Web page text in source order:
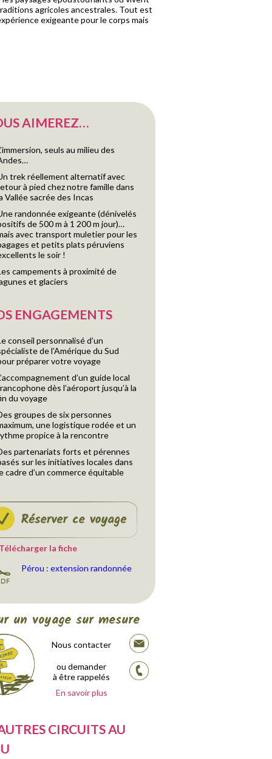
agricoles ancestrales. Tout est
exigeante pour le corps mais
AIMEREZ…
seuls au milieu des
trek réellement alternatif avec
à pied chez notre famille dans
Vallée sacrée des Incas
randonnée exigeante (dénivelés
de 500 m à 1 200 m jour)…
avec transport muletier pour les
et petits plats péruviens
le soir !
campements à proximité de
et glaciers
ENGAGEMENTS
conseil personnalisé d’un
de l’Amérique du Sud
préparer votre voyage
d’un guide local
dès l’aéroport jusqu’à la
du voyage
groupes de six personnes
une logistique rodée et un
propice à la rencontre
partenariats forts et pérennes
sur les initiatives locales dans
cadre d’un commerce équitable
la fiche
Pérou : extension randonnée
un voyage sur mesure
Nous contacter
ou demander
à être rappelés
En savoir plus
CIRCUITS AU